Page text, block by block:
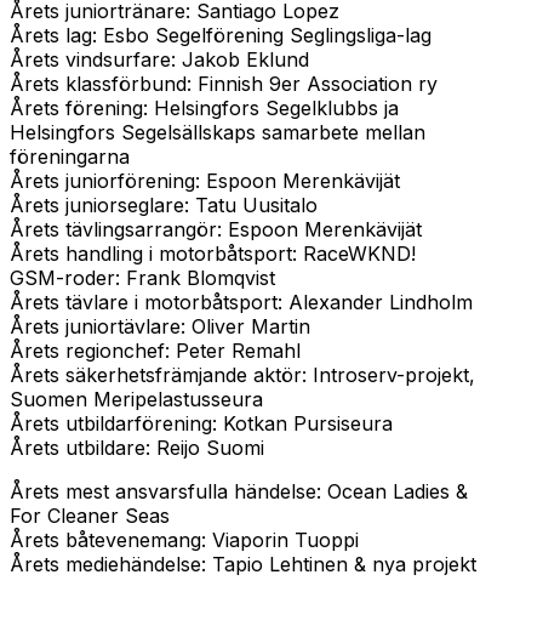
Årets juniortränare: Santiago Lopez
Årets lag: Esbo Segelförening Seglingsliga-lag
Årets vindsurfare: Jakob Eklund
Årets klassförbund: Finnish 9er Association ry
Årets förening: Helsingfors Segelklubbs ja
Helsingfors Segelsällskaps samarbete mellan
föreningarna
Årets juniorförening: Espoon Merenkävijät
Årets juniorseglare: Tatu Uusitalo
Årets tävlingsarrangör: Espoon Merenkävijät
Årets handling i motorbåtsport: RaceWKND!
GSM-roder: Frank Blomqvist
Årets tävlare i motorbåtsport: Alexander Lindholm
Årets juniortävlare: Oliver Martin
Årets regionchef: Peter Remahl
Årets säkerhetsfrämjande aktör: Introserv-projekt,
Suomen Meripelastusseura
Årets utbildarförening: Kotkan Pursiseura
Årets utbildare: Reijo Suomi
Årets mest ansvarsfulla händelse: Ocean Ladies &
For Cleaner Seas
Årets båtevenemang: Viaporin Tuoppi
Årets mediehändelse: Tapio Lehtinen & nya projekt